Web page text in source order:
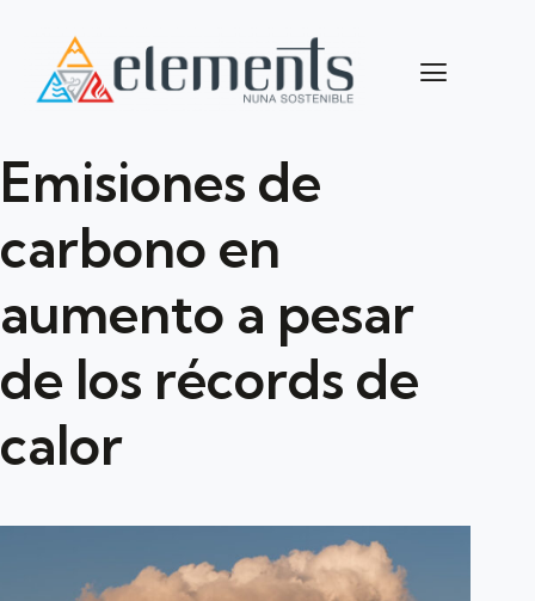
Emisiones de
carbono en
aumento a pesar
de los récords de
calor